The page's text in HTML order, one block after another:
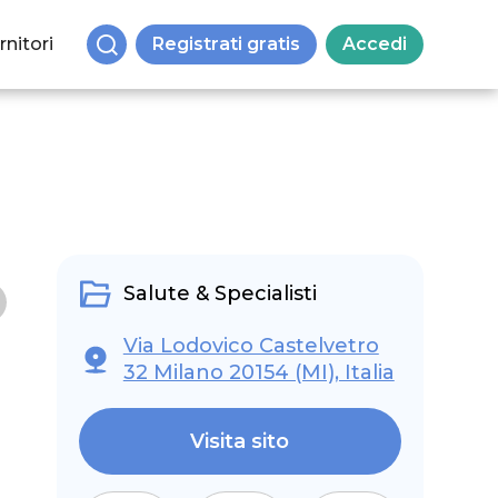
Registrati gratis Accedi
Salute & Specialisti
Via Lodovico Castelvetro
32 Milano 20154 (MI), Italia
Visita sito